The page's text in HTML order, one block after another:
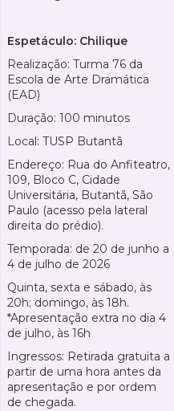
Espetáculo: Chilique
Realização: Turma 76 da
Escola de Arte Dramática
(EAD)
Duração: 100 minutos
Local: TUSP Butantã
Endereço: Rua do Anfiteatro,
109, Bloco C, Cidade
Universitária, Butantã, São
Paulo (acesso pela lateral
direita do prédio).
Temporada: de 20 de junho a
4 de julho de 2026
Quinta, sexta e sábado, às
20h; domingo, às 18h.
*Apresentação extra no dia 4
de julho, às 16h
Ingressos: Retirada gratuita a
partir de uma hora antes da
apresentação e por ordem
de chegada.